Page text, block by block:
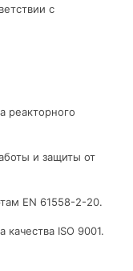
с
реакторного
и защиты от
EN 61558-2-20.
ISO 9001.